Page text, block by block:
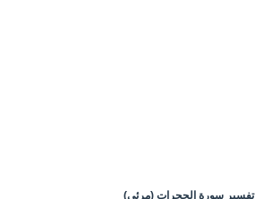
تفسير سورة الحجرات (مرئي)